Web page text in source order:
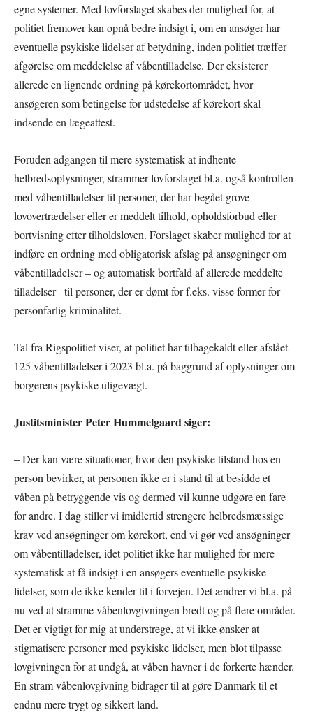
egne systemer. Med lovforslaget skabes der mulighed for, at
politiet fremover kan opnå bedre indsigt i, om en ansøger har
eventuelle psykiske lidelser af betydning, inden politiet træffer
afgørelse om meddelelse af våbentilladelse. Der eksisterer
allerede en lignende ordning på kørekortområdet, hvor
ansøgeren som betingelse for udstedelse af kørekort skal
indsende en lægeattest.
Foruden adgangen til mere systematisk at indhente
helbredsoplysninger, strammer lovforslaget bl.a. også kontrollen
med våbentilladelser til personer, der har begået grove
lovovertrædelser eller er meddelt tilhold, opholdsforbud eller
bortvisning efter tilholdsloven. Forslaget skaber mulighed for at
indføre en ordning med obligatorisk afslag på ansøgninger om
våbentilladelser – og automatisk bortfald af allerede meddelte
tilladelser –til personer, der er dømt for f.eks. visse former for
personfarlig kriminalitet.
Tal fra Rigspolitiet viser, at politiet har tilbagekaldt eller afslået
125 våbentilladelser i 2023 bl.a. på baggrund af oplysninger om
borgerens psykiske uligevægt.
Justitsminister Peter Hummelgaard siger:
– Der kan være situationer, hvor den psykiske tilstand hos en
person bevirker, at personen ikke er i stand til at besidde et
våben på betryggende vis og dermed vil kunne udgøre en fare
for andre. I dag stiller vi imidlertid strengere helbredsmæssige
krav ved ansøgninger om kørekort, end vi gør ved ansøgninger
om våbentilladelser, idet politiet ikke har mulighed for mere
systematisk at få indsigt i en ansøgers eventuelle psykiske
lidelser, som de ikke kender til i forvejen. Det ændrer vi bl.a. på
nu ved at stramme våbenlovgivningen bredt og på flere områder.
Det er vigtigt for mig at understrege, at vi ikke ønsker at
stigmatisere personer med psykiske lidelser, men blot tilpasse
lovgivningen for at undgå, at våben havner i de forkerte hænder.
En stram våbenlovgivning bidrager til at gøre Danmark til et
endnu mere trygt og sikkert land.